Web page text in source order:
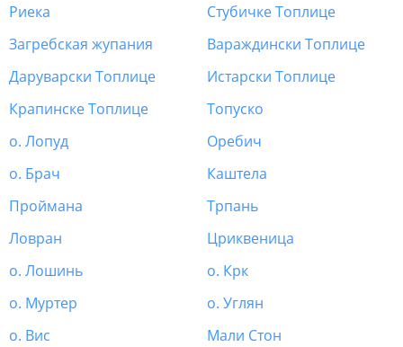
Риека
Стубичке Топлице
Загребская жупания
Вараждински Топлице
Даруварски Топлице
Истарски Топлице
Крапинске Топлице
Топуско
о. Лопуд
Оребич
о. Брач
Каштела
Проймана
Трпань
Ловран
Цриквеница
о. Лошинь
о. Крк
о. Муртер
о. Углян
о. Вис
Мали Стон